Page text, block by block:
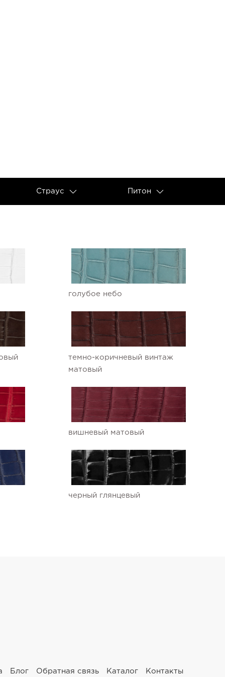
Страус Питон
голубое небо
темно-коричневый винтаж
матовый
вишневый матовый
черный глянцевый
Блог Обратная связь Каталог Контакты